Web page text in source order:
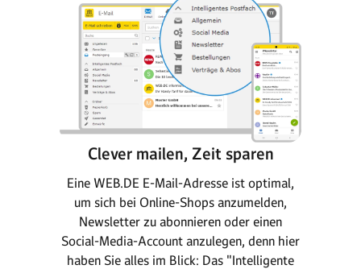
Clever mailen, Zeit sparen
Eine WEB.DE E-Mail-Adresse ist optimal,
um sich bei Online-Shops anzumelden,
Newsletter zu abonnieren oder einen
Social-Media-Account anzulegen, denn hier
haben Sie alles im Blick: Das "Intelligente